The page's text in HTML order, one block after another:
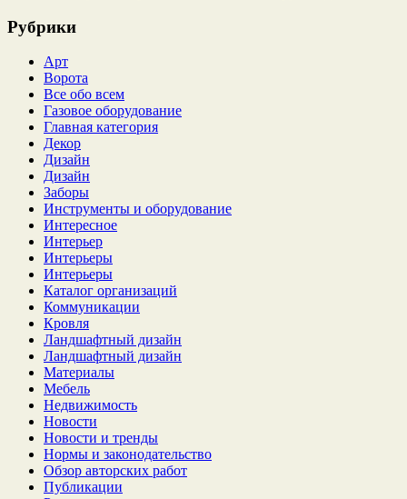
Рубрики
Арт
Ворота
Все обо всем
Газовое оборудование
Главная категория
Декор
Дизайн
Дизайн
Заборы
Инструменты и оборудование
Интересное
Интерьер
Интерьеры
Интерьеры
Каталог организаций
Коммуникации
Кровля
Ландшафтный дизайн
Ландшафтный дизайн
Материалы
Мебель
Недвижимость
Новости
Новости и тренды
Нормы и законодательство
Обзор авторских работ
Публикации